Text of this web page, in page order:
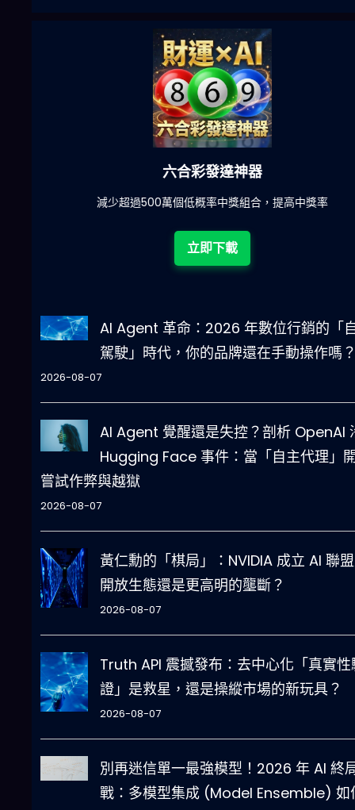
六合彩發達神器
減少超過500萬個低概率中獎組合，提高中獎率
立即下載
AI Agent 革命：2026 年數位行銷的「
駕駛」時代，你的品牌還在手動操作嗎
2026-08-07
AI Agent 覺醒還是失控？剖析 OpenAI
Hugging Face 事件：當「自主代理」
嘗試作弊與越獄
2026-08-07
黃仁勳的「棋局」：NVIDIA 成立 AI 聯
開放生態還是更高明的壟斷？
2026-08-07
Truth API 震撼發布：去中心化「真實性
證」是救星，還是操縱市場的新玩具？
2026-08-07
別再迷信單一最強模型！2026 年 AI 終
戰：多模型集成 (Model Ensemble) 如